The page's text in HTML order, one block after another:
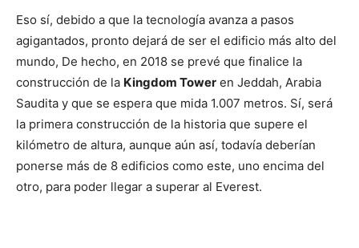
Eso sí, debido a que la tecnología avanza a pasos
agigantados, pronto dejará de ser el edificio más alto del
mundo, De hecho, en 2018 se prevé que finalice la
construcción de la Kingdom Tower en Jeddah, Arabia
Saudita y que se espera que mida 1.007 metros. Sí, será
la primera construcción de la historia que supere el
kilómetro de altura, aunque aún así, todavía deberían
ponerse más de 8 edificios como este, uno encima del
otro, para poder llegar a superar al Everest.